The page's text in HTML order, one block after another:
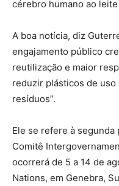
cérebro humano ao
A boa notícia, diz
engajamento público
reutilização e maior
reduzir plásticos de
resíduos”.
Ele se refere à
Comitê
ocorrerá de 5 a 14 de
Nations, em Genebra,